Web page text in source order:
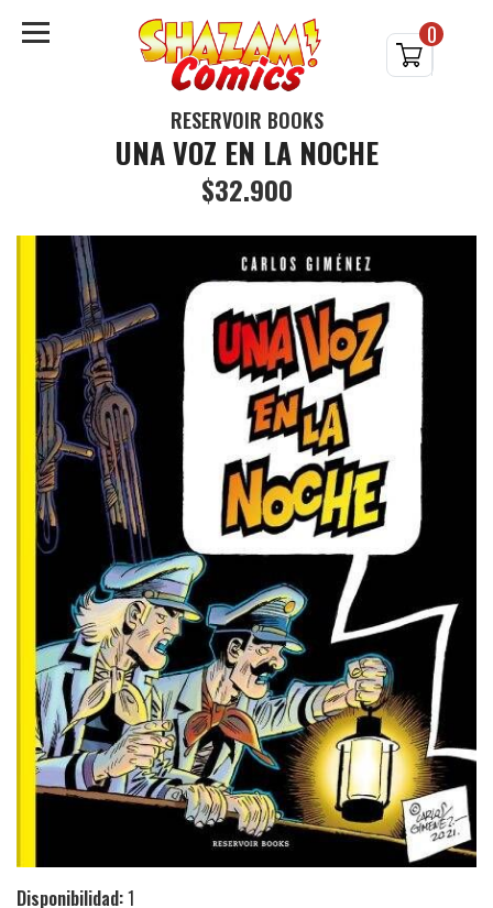
0
RESERVOIR BOOKS
UNA VOZ EN LA NOCHE
$32.900
Disponibilidad:1